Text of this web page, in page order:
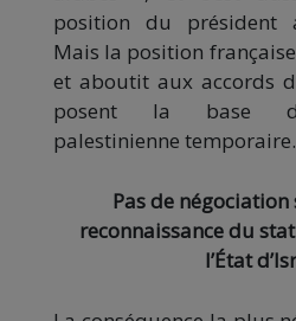
position du président
Mais la position
et aboutit aux accords
posent la base
palestinienne temporaire.
Pas de négociation
reconnaissance du
l’État